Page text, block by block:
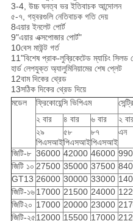
3-4, উচ্চ ঘনত্ব ভর ইতিবাচক আন্দোলন
৫-৭, গহ্বরগুলি নেতিবাচক গতি দেয়
8এয়ার ইনলেট পোর্ট
9"এয়ার এক্সপোজার পোর্ট"
10বেস মাউন্ট গর্ত
11"বিশেষ প্রাক-লুব্রিকেটেড ম্যাচিং সিলড
হার্ড লেপযুক্ত অ্যালুমিনিয়ামের শেষ প্লেট
12বাম দিকের থ্রেড
13সঠিক দিকের থ্রেড দিয়ে
মডেল
ফ্রিকোয়েন্সি ভিপিএম
২ বার
৪ বার ৬ বার ২
২৯
পিএসআই
৫৮
পিএসআই
৮৭
পিএসআই
এন
জিটি-৮ 36000 42000 46000 990
জিটি ১০ 27500 35000 37500 840
GT13 26000 30000 33000
জিটি-১৬17000 21500 24000
জিটি২০ 17000 20000 23000
জিটি-২৫12000 15500 17000